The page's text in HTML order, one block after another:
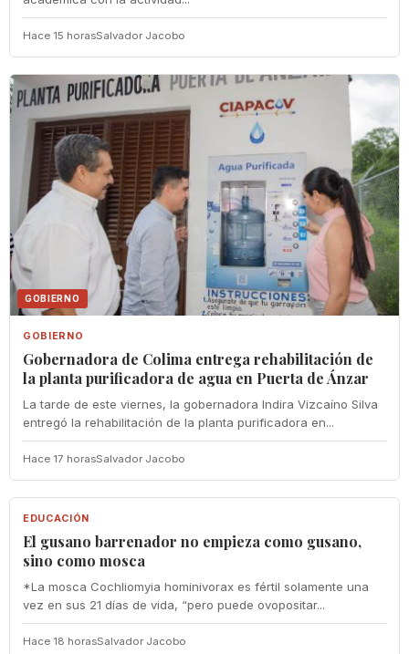
Hace 15 horasSalvador Jacobo
GOBIERNO
GOBIERNO
Gobernadora de Colima entrega rehabilitación de
la planta purificadora de agua en Puerta de Ánzar
La tarde de este viernes, la gobernadora Indira Vizcaíno Silva
entregó la rehabilitación de la planta purificadora en...
Hace 17 horasSalvador Jacobo
EDUCACIÓN
EDUCACIÓN
El gusano barrenador no empieza como gusano,
sino como mosca
*La mosca Cochliomyia hominivorax es fértil solamente una
vez en sus 21 días de vida, “pero puede ovopositar...
Hace 18 horasSalvador Jacobo